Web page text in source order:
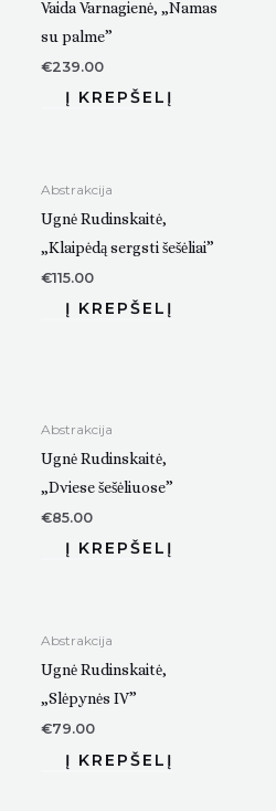
Vaida Varnagienė, „Namas
su palme”
€239.00
Abstrakcija
Ugnė Rudinskaitė,
„Klaipėdą sergsti šešėliai”
€115.00
Abstrakcija
Ugnė Rudinskaitė,
„Dviese šešėliuose”
€85.00
Abstrakcija
Ugnė Rudinskaitė,
„Slėpynės IV”
€79.00